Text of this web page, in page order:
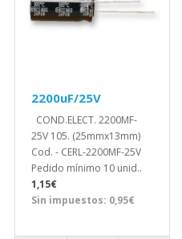
2200uF/25V
COND.ELECT. 2200MF-
25V 105. (25mmx13mm)
Cod. - CERL-2200MF-25V
Pedido mínimo 10 unid..
1,15€
Sin impuestos: 0,95€